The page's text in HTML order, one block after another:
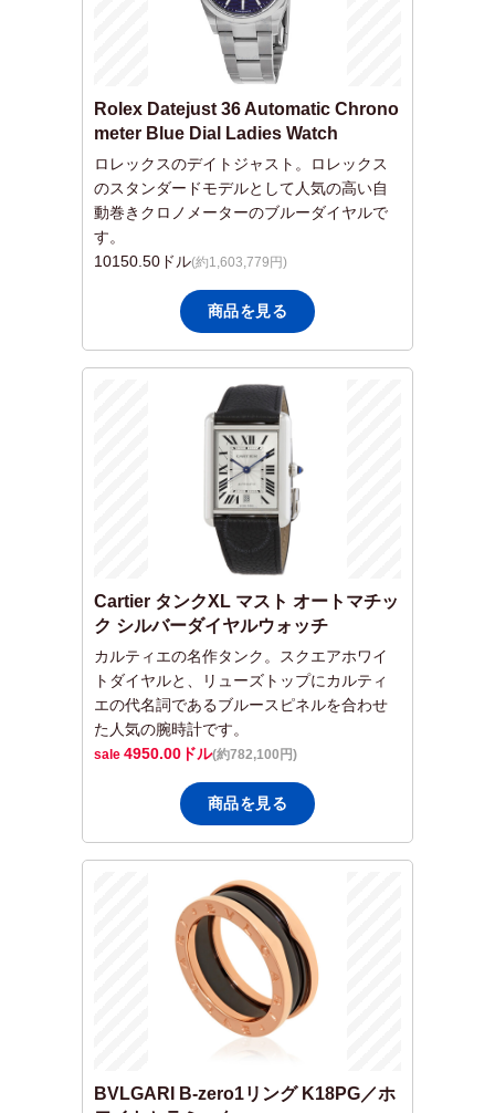
Rolex Datejust 36 Automatic Chrono
meter Blue Dial Ladies Watch
ロレックスのデイトジャスト。ロレックス
のスタンダードモデルとして人気の高い自
動巻きクロノメーターのブルーダイヤルで
す。
10150.50 ドル(約1,603,779円)
商品を見る
Cartier タンクXL マスト オ​​ートマチッ
ク シルバーダイヤルウォッチ
カルティエの名作タンク。スクエアホワイ
トダイヤルと、リューズトップにカルティ
エの代名詞であるブルースピネルを合わせ
た人気の腕時計です。
4950.00 ドル(約782,100円)
商品を見る
BVLGARI B-zero1リング K18PG／ホ